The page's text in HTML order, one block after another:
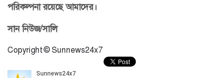
পরিকল্পনা রয়েছে আমাদের।
সান নিউজ/সালি
Copyright © Sunnews24x7